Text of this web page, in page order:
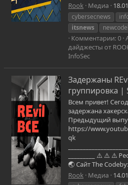
Rook Медиа
cybersecnews
itsnews
Комментарии: 0
дайджесты от
InfoSec
Задержаны
группировка |
Всем привет!
задержана
Предыдущий
https://
qk
_________ ⚠️ ⚠️ ⚠️
🌏 Сайт The
Rook
Медиа